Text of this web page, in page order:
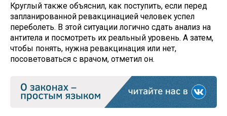
Круглый также объяснил, как поступить, если перед
запланированной ревакцинацией человек успел
переболеть. В этой ситуации логично сдать анализ на
антитела и посмотреть их реальный уровень. А затем,
чтобы понять, нужна ревакцинация или нет,
посоветоваться с врачом, отметил он.